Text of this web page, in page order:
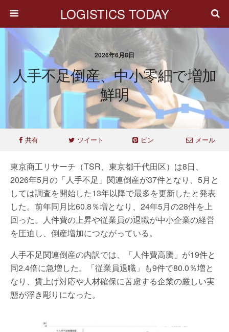
LOGISTICS TODAY
2026年6月8日
人手不足倒産、中小零細で増加
鮮明
共有 ツイート ピン メール
東京商工リサーチ（TSR、東京都千代田区）は8日、
2026年5月の「人手不足」関連倒産が37件となり、5月と
しては調査を開始した13年以降で最多を更新したと発表
した。前年同月比60.8％増となり、24年5月の28件を上
回った。人件費の上昇や従業員の退職が中小企業の経営
を圧迫し、倒産増加につながっている。
人手不足関連倒産の内訳では、「人件費高騰」が19件と
同2.4倍に急増した。「従業員退職」も9件で80.0％増と
なり、賃上げ対応や人材確保に苦慮する企業の厳しい実
態が浮き彫りになった。